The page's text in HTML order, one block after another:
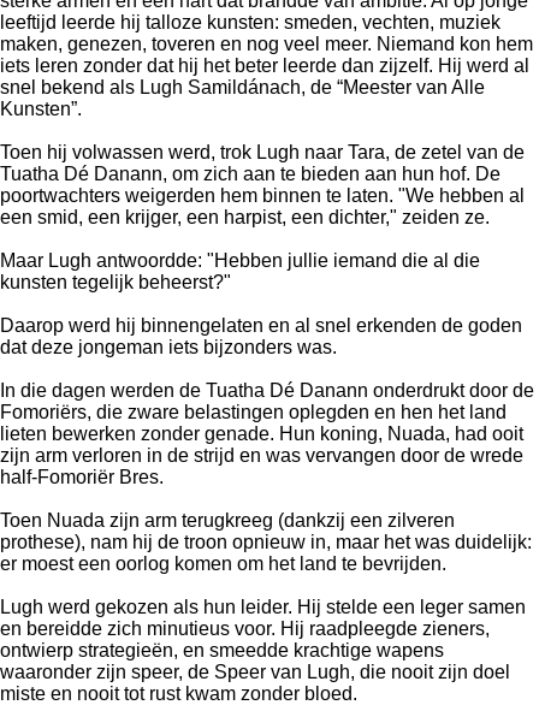
leeftijd leerde hij talloze kunsten: smeden, vechten, muziek
maken, genezen, toveren en nog veel meer. Niemand kon hem
iets leren zonder dat hij het beter leerde dan zijzelf. Hij werd al
snel bekend als Lugh Samildánach, de “Meester van Alle
Kunsten”.
Toen hij volwassen werd, trok Lugh naar Tara, de zetel van de
Tuatha Dé Danann, om zich aan te bieden aan hun hof. De
poortwachters weigerden hem binnen te laten. "We hebben al
een smid, een krijger, een harpist, een dichter," zeiden ze.
Maar Lugh antwoordde: "Hebben jullie iemand die al die
kunsten tegelijk beheerst?"
Daarop werd hij binnengelaten en al snel erkenden de goden
dat deze jongeman iets bijzonders was.
In die dagen werden de Tuatha Dé Danann onderdrukt door de
Fomoriërs, die zware belastingen oplegden en hen het land
lieten bewerken zonder genade. Hun koning, Nuada, had ooit
zijn arm verloren in de strijd en was vervangen door de wrede
half-Fomoriër Bres.
Toen Nuada zijn arm terugkreeg (dankzij een zilveren
prothese), nam hij de troon opnieuw in, maar het was duidelijk:
er moest een oorlog komen om het land te bevrijden.
Lugh werd gekozen als hun leider. Hij stelde een leger samen
en bereidde zich minutieus voor. Hij raadpleegde zieners,
ontwierp strategieën, en smeedde krachtige wapens
waaronder zijn speer, de Speer van Lugh, die nooit zijn doel
miste en nooit tot rust kwam zonder bloed.